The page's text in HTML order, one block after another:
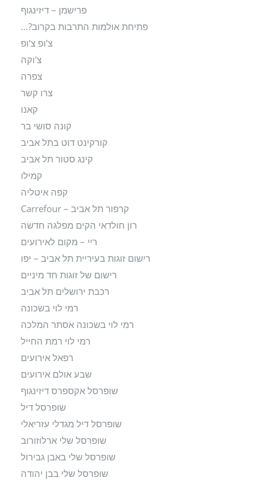
פרישמן – דיזינגוף
פתיחת אולמות התרבות בקרוב?…
צ'ופ צ'ופ
צ'וקה
צפרה
צרו קשר
קאנו
קונה סושי בר
קורקינט דוט בתל אביב
קינג סטור תל אביב
קמילו
קפה איטליה
קרפור תל אביב – Carrefour
רון חולדאי הקים מפלגה חדשה
ריי – מקום לאירועים
רישום זוגות בעיריית תל אביב – יפו
רישום של זוגות חד מיניים
רכבת ירושלים תל אביב
רמי לוי בשכונה
רמי לוי בשכונה אסתר המלכה
רמי לוי רמת החייל
רפאל אירועים
שבע אולם אירועים
שופרסל אקספרס דיזינגוף
שופרסל דיל
שופרסל דיל מגדלי עזריאלי
שופרסל שלי ארלוזורוב
שופרסל שלי באבן גבירול
שופרסל שלי בבן יהודה